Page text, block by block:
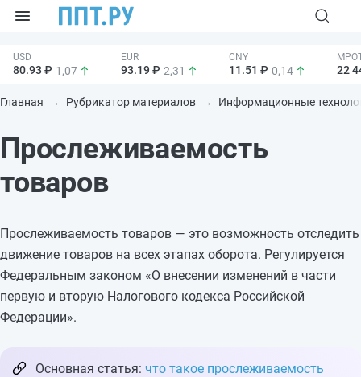
80.93 ₽ 1,07 93.19 ₽ 2,31 11.51 ₽ 0,14 22
Главная Рубрикатор материалов Информационные
Прослеживаемость
товаров
Прослеживаемость товаров — это возможность отследить
движение товаров на всех этапах оборота. Регулируется
Федеральным законом «О внесении изменений в части
первую и вторую Налогового кодекса Российской
Федерации».
Основная статья: что такое прослеживаемость